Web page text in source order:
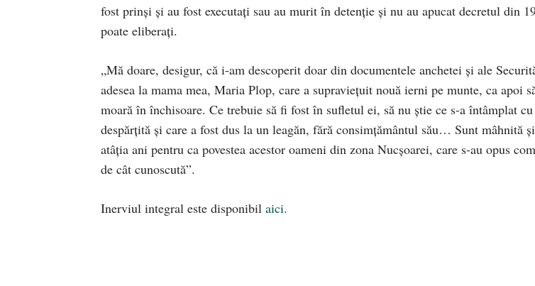
fost prinşi şi au fost executaţi sau au murit în detenţie şi nu au apucat decretul din
poate eliberaţi.
„Mă doare, desigur, că i-am descoperit doar din documentele anchetei şi ale
adesea la mama mea, Maria Plop, care a supravieţuit nouă ierni pe munte, ca apoi
moară în închisoare. Ce trebuie să fi fost în sufletul ei, să nu ştie ce s-a întâmplat
despărţită şi care a fost dus la un leagăn, fără consimţământul său… Sunt mâhnită
atâţia ani pentru ca povestea acestor oameni din zona Nucşoarei, care s-au opus
de cât cunoscută”.
Inerviul integral este disponibil aici.